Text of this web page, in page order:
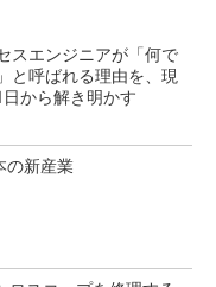
スエンジニアが「何で
と呼ばれる理由を、現
日から解き明かす
の新産業